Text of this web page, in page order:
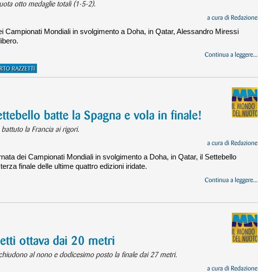
otto medaglie totali (1-5-2).
a cura di Redazione
Campionati Mondiali in svolgimento a Doha, in Qatar, Alessandro Miressi
Continua a leggere...
RAZZETTI
batte la Spagna e vola in finale!
la Francia ai rigori.
a cura di Redazione
dei Campionati Mondiali in svolgimento a Doha, in Qatar, il Settebello
finale delle ultime quattro edizioni iridate.
Continua a leggere...
ottava dai 20 metri
al nono e dodicesimo posto la finale dai 27 metri.
a cura di Redazione